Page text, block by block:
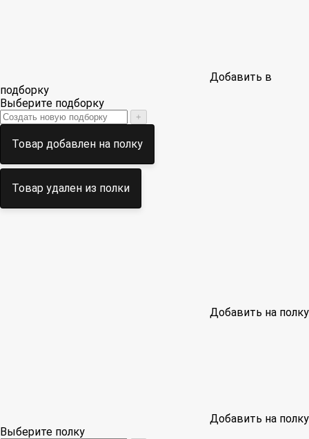
Добавить в
подборку
Выберите подборку
+
Товар добавлен на полку
Товар удален из полки
Добавить на полку
Добавить на полку
Выберите полку